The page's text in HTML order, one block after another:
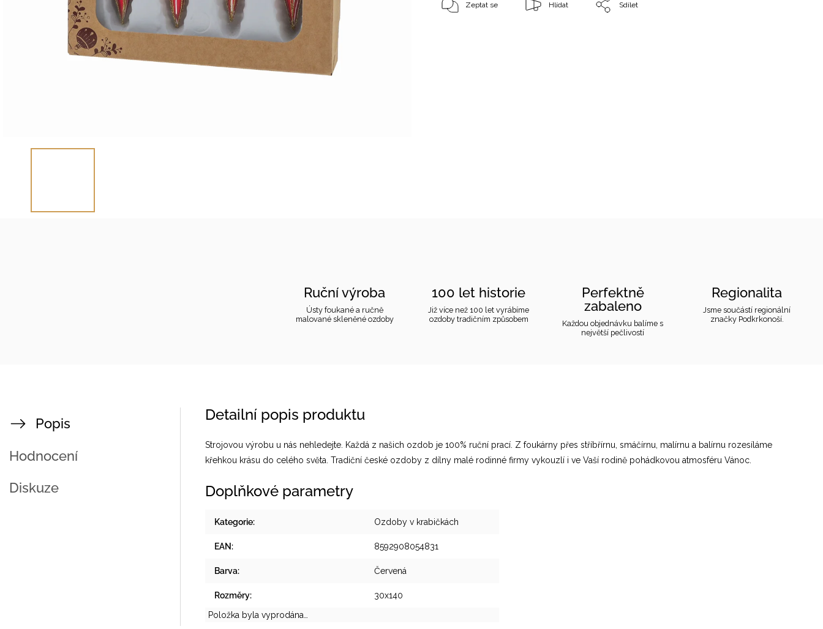
Zeptat se Hlídat Sdílet
Ruční výroba
Ústy foukané a ručně
malované skleněné ozdoby
100 let historie
Již více než 100 let vyrábíme
ozdoby tradičním způsobem
Perfektně
zabaleno
Každou objednávku balíme s
největší pečlivostí
Regionalita
Jsme součástí regionální
značky Podkrkonoší.
Popis
Hodnocení
Diskuze
Detailní popis produktu
Strojovou výrobu u nás nehledejte. Každá z našich ozdob je 100% ruční prací. Z foukárny přes stříbřírnu, smáčírnu, malírnu a balírnu rozesíláme
křehkou krásu do celého světa. Tradiční české ozdoby z dílny malé rodinné firmy vykouzlí i ve Vaší rodině pohádkovou atmosféru Vánoc.
Doplňkové parametry
Kategorie: Ozdoby v krabičkách
EAN : 8592908054831
Barva: Červená
Rozměry:
30x140
Položka byla vyprodána…